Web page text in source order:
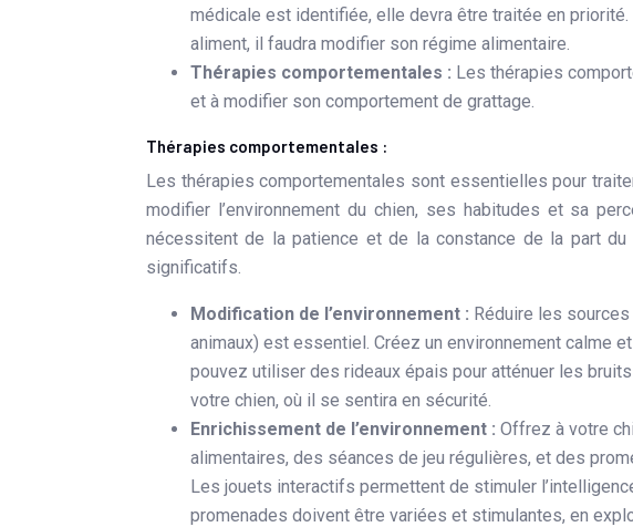
médicale est identifiée, elle devra être traitée en
aliment, il faudra modifier son régime alimentaire.
Thérapies comportementales : Les thérapies
et à modifier son comportement de grattage.
Thérapies comportementales :
Les thérapies comportementales sont essentielles pour
modifier l’environnement du chien, ses habitudes et sa
nécessitent de la patience et de la constance de la part
significatifs.
Modification de l’environnement : Réduire les
animaux) est essentiel. Créez un environnement calme
pouvez utiliser des rideaux épais pour atténuer les
votre chien, où il se sentira en sécurité.
Enrichissement de l’environnement : Offrez à votre
alimentaires, des séances de jeu régulières, et des
Les jouets interactifs permettent de stimuler
promenades doivent être variées et stimulantes, en